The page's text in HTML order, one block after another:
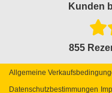
Kunden
855
Allgemeine
Datenschutzbestimmungen